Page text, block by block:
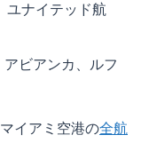
ユナイテッド航
アビアンカ、ルフ
イアミ空港の全航